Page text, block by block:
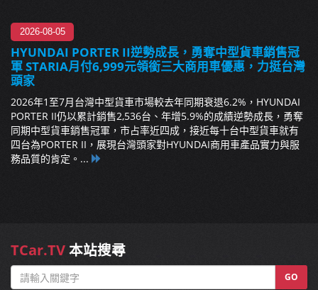
2026-08-05
HYUNDAI PORTER II逆勢成長，勇奪中型貨車銷售冠
軍 STARIA月付6,999元領銜三大商用車優惠，力挺台灣
頭家
2026年1至7月台灣中型貨車市場較去年同期衰退6.2%，HYUNDAI
PORTER II仍以累計銷售2,536台、年增5.9%的成績逆勢成長，勇奪
同期中型貨車銷售冠軍，市占率近四成，接近每十台中型貨車就有
四台為PORTER II，展現台灣頭家對HYUNDAI商用車產品實力與服
務品質的肯定。...
TCar.TV本站搜尋
GO